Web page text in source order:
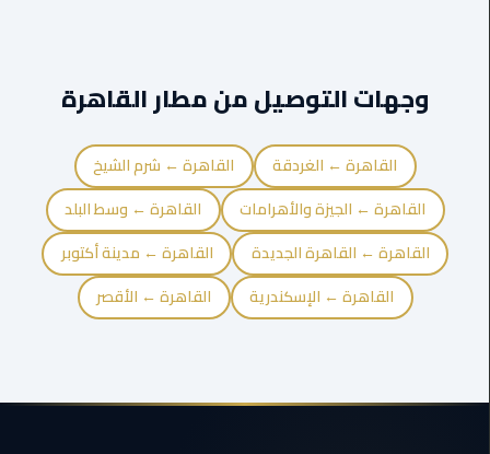
مرسي
ليموزين
اسكندرية
ليموزين
الساحل
الشمالي
اهلا
وجهات التوصيل من مطار القاهرة
القاهرة ← الغردقة
القاهرة ← شرم الشيخ
القاهرة ← الجيزة والأهرامات
القاهرة ← وسط البلد
القاهرة ← القاهرة الجديدة
القاهرة ← مدينة أكتوبر
القاهرة ← الإسكندرية
القاهرة ← الأقصر